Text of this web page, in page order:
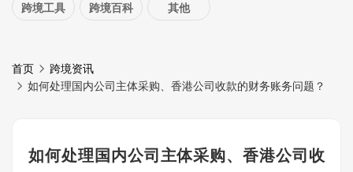
跨境工具 跨境百科 其他
首页
跨境资讯
如何处理国内公司主体采购、香港公司收款的财务账务问题？
如何处理国内公司主体采购、香港公司收